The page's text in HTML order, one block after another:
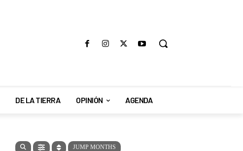
DE LA TIERRA OPINIÓN AGENDA
JUMP MONTHS